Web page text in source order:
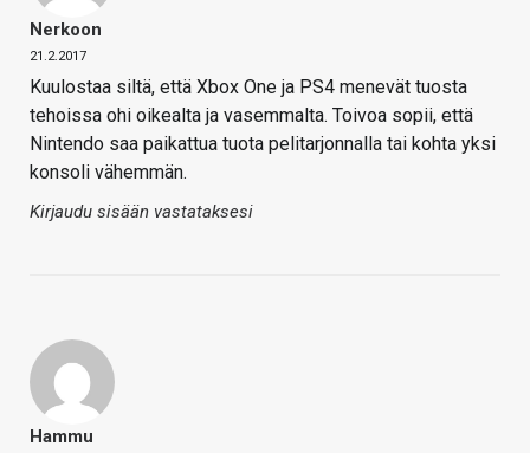
Nerkoon
21.2.2017
Kuulostaa siltä, että Xbox One ja PS4 menevät tuosta
tehoissa ohi oikealta ja vasemmalta. Toivoa sopii, että
Nintendo saa paikattua tuota pelitarjonnalla tai kohta yksi
konsoli vähemmän.
Kirjaudu sisään vastataksesi
Hammu